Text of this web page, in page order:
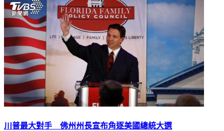
川普最大對手 佛州州長宣布角逐美國總統大選